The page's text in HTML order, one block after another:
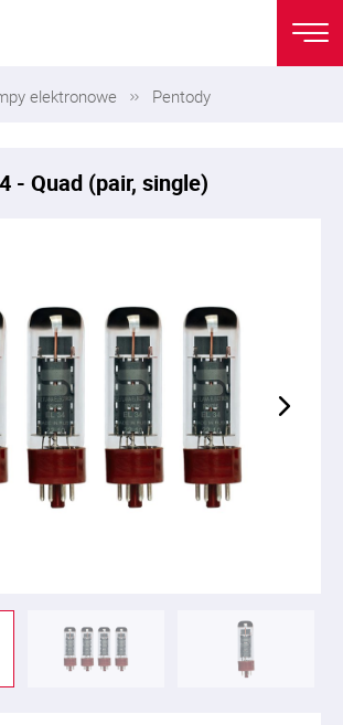
elektronowe Pentody
- Quad (pair, single)